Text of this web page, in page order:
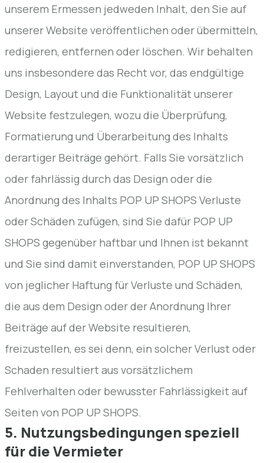
unserem Ermessen jedweden Inhalt, den Sie auf
unserer Website veröffentlichen oder übermitteln,
redigieren, entfernen oder löschen. Wir behalten
uns insbesondere das Recht vor, das endgültige
Design, Layout und die Funktionalität unserer
Website festzulegen, wozu die Überprüfung,
Formatierung und Überarbeitung des Inhalts
derartiger Beiträge gehört. Falls Sie vorsätzlich
oder fahrlässig durch das Design oder die
Anordnung des Inhalts POP UP SHOPS Verluste
oder Schäden zufügen, sind Sie dafür POP UP
SHOPS gegenüber haftbar und Ihnen ist bekannt
und Sie sind damit einverstanden, POP UP SHOPS
von jeglicher Haftung für Verluste und Schäden,
die aus dem Design oder der Anordnung Ihrer
Beiträge auf der Website resultieren,
freizustellen, es sei denn, ein solcher Verlust oder
Schaden resultiert aus vorsätzlichem
Fehlverhalten oder bewusster Fahrlässigkeit auf
Seiten von POP UP SHOPS.
5. Nutzungsbedingungen speziell
für die Vermieter